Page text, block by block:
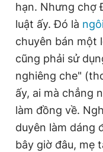
hạn. Nhưng chợ
luật ấy. Đó là
chuyên bán một
cũng phải sử
nghiêng che"
ấy, ai mà chẳng
làm đồng về.
duyên làm dáng
bây giờ đâu, mẹ